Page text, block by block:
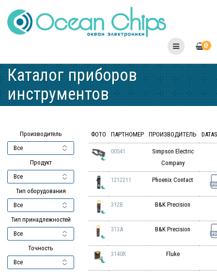
to
content
0
Каталог приборов
инструментов
Производитель
Продукт
Тип оборудования
Тип принадлежностей
Точность
ФОТО ПАРТНОМЕР ПРОИЗВОДИТЕЛЬ
00541
Simpson Electric
Company
1212211 Phoenix Contact
312B B&K Precision
313A B&K Precision
3140R Fluke